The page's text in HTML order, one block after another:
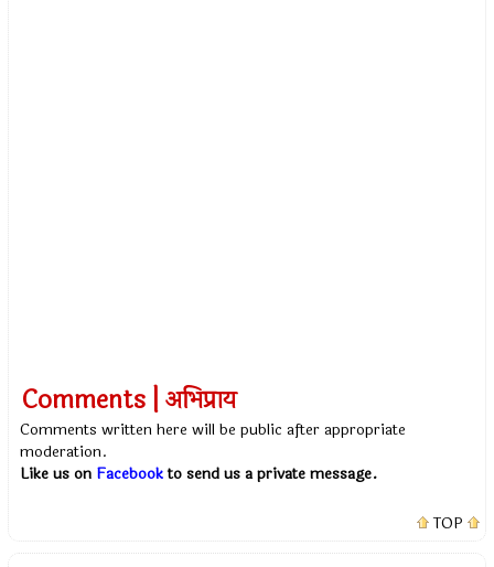
Comments | अभिप्राय
Comments written here will be public after appropriate
moderation.
Like us on Facebookto send us a private message.
TOP